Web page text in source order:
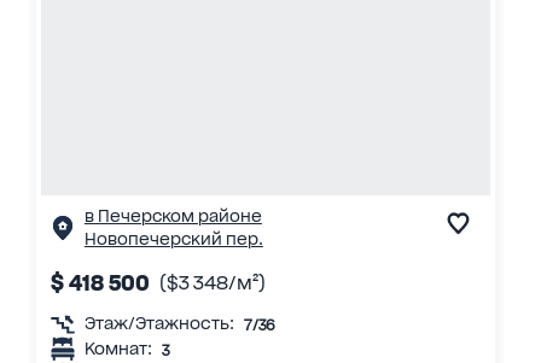
в Печерском районе
Новопечерский пер.
$ 418 500 ($3 348/м²)
Этаж/Этажность: 7/36
Комнат: 3